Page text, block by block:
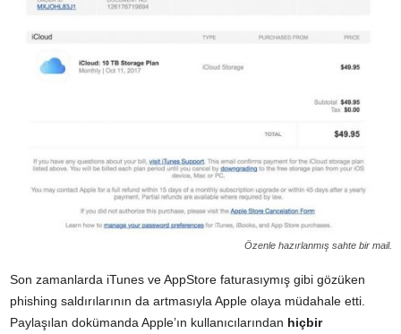
Özenle hazırlanmış sahte bir mail.
Son zamanlarda iTunes ve AppStore faturasıymış gibi gözüken
phishing saldırılarının da artmasıyla Apple olaya müdahale etti.
Paylaşılan dokümanda Apple’ın kullanıcılarından hiçbir